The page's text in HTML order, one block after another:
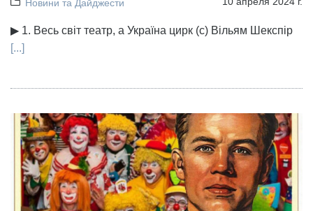
Новини та Дайджести
▶ 1. Весь світ театр, а Україна цирк (с) Вільям Шекспір
[...]